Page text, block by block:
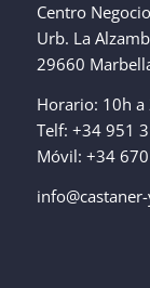
Centro
Urb. La
29660
Horario: 10h a
Telf: +34 951
Móvil: +34